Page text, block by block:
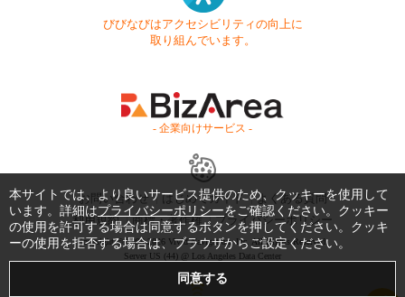
びびなびはアクセシビリティの向上に
取り組んでいます。
- 企業向けサービス -
お問い合わせ はじめてガイド
よくある質問
利用規約
商標・著作権 プライバシーポリシー
Copyright © 1999-2026 Vivid Navigation, Inc. All Rights Reserved.
Server US (44) @ Los Angeles Data Center
本サイトでは、より良いサービス提供のため、クッキーを使用して
います。詳細はプライバシーポリシーをご確認ください。クッキー
の使用を許可する場合は同意するボタンを押してください。クッキ
ーの使用を拒否する場合は、ブラウザからご設定ください。